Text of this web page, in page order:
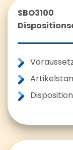
SBO3100